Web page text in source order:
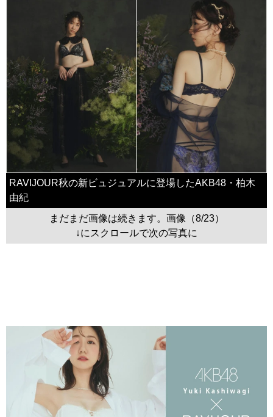
RAVIJOUR秋の新ビュジュアルに登場したAKB48・柏木
由紀
まだまだ画像は続きます。画像（8/23）
↓にスクロールで次の写真に